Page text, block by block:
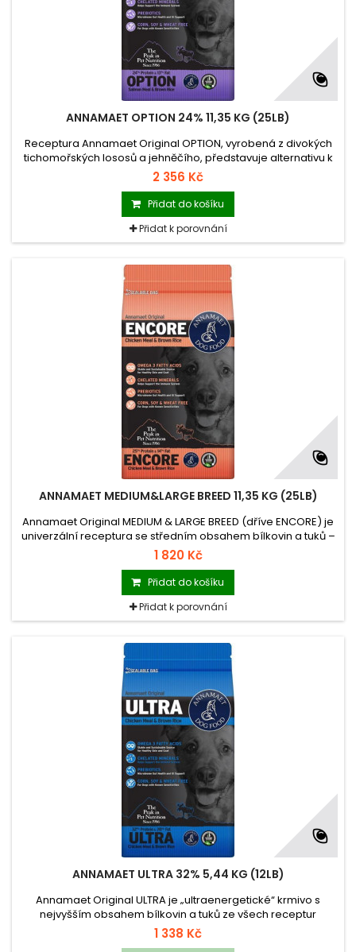
ANNAMAET OPTION 24% 11,35 KG (25LB)
Receptura Annamaet Original OPTION, vyrobená z divokých
tichomořských lososů a jehněčího, představuje alternativu k
drůbežím recepturám Annamaet, ideální např. pro psy trpící
potravinovými alergiemi a intolerancemi.
2 356 Kč
Přidat do košíku
Přidat k porovnání
ANNAMAET MEDIUM&LARGE BREED 11,35 KG (25LB)
Annamaet Original MEDIUM & LARGE BREED (dříve ENCORE) je
univerzální receptura se středním obsahem bílkovin a tuků –
dobrá volba pro průměrně aktivní psy středně velkých
plemen, ideální pro rostoucí štěňata velkých plemen.
1 820 Kč
Přidat do košíku
Přidat k porovnání
ANNAMAET ULTRA 32% 5,44 KG (12LB)
Annamaet Original ULTRA je „ultraenergetické“ krmivo s
nejvyšším obsahem bílkovin a tuků ze všech receptur
Annamaet, určené pro psy ve vysoké zátěži – pracovní i
sportovní.
1 338 Kč